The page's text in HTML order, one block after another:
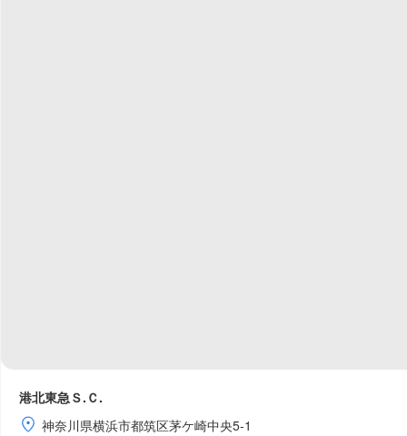
港北東急Ｓ.Ｃ.
神奈川県横浜市都筑区茅ケ崎中央5-1